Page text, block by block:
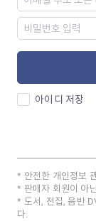
아이디 저장
안전한 개인정보
판매자 회원이 아
도서, 전집, 음반
다.